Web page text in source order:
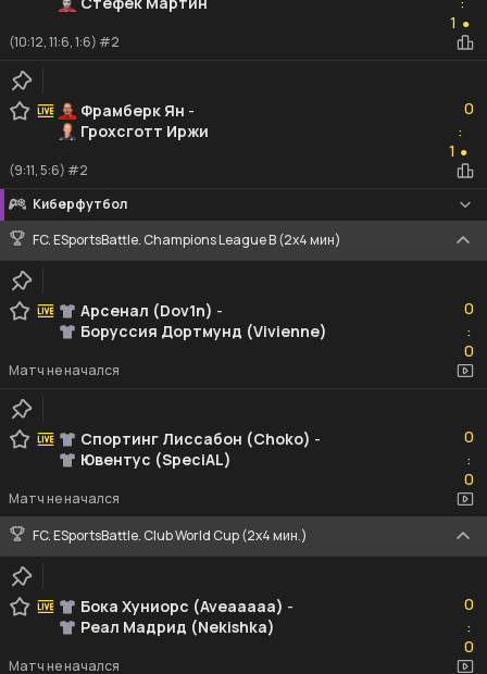
1 ●
(10:12, 11:6, 1:6) #2
Фрамберк Ян -
Грохсготт Иржи
0
:
1 ●
(9:11, 5:6) #2
Киберфутбол
FC. ESportsBattle. Champions League B (2x4 мин)
Арсенал (Dov1n) -
Боруссия Дортмунд (Vivienne)
0
:0
0
Матч не начался
Спортинг Лиссабон (Choko) -
Ювентус (SpeciAL)
0
:0
0
Матч не начался
FC. ESportsBattle. Club World Cup (2x4 мин.)
Бока Хуниорс (Aveaaaaa) -
Реал Мадрид (Nekishka)
0
:0
0
Матч не начался